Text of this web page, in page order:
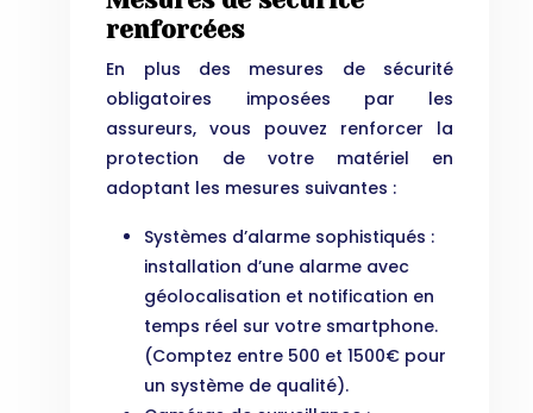
renforcées
En plus des mesures de sécurité
obligatoires imposées par les
assureurs, vous pouvez renforcer la
protection de votre matériel en
adoptant les mesures suivantes :
Systèmes d’alarme sophistiqués :
installation d’une alarme avec
géolocalisation et notification en
temps réel sur votre smartphone.
(Comptez entre 500 et 1500€ pour
un système de qualité).